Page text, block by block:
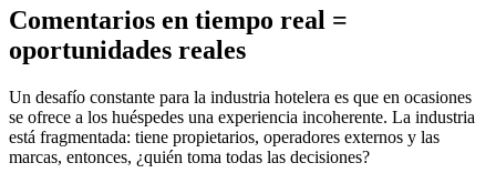
Comentarios en tiempo real =
oportunidades reales
Un desafío constante para la industria hotelera es que en ocasiones
se ofrece a los huéspedes una experiencia incoherente. La industria
está fragmentada: tiene propietarios, operadores externos y las
marcas, entonces, ¿quién toma todas las decisiones?